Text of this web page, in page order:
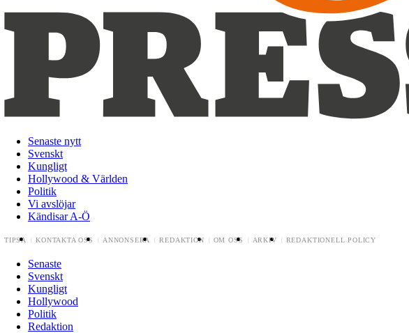
Senaste nytt
Svenskt
Kungligt
Hollywood & Världen
Politik
Vi avslöjar
Kändisar A-Ö
TIPSA KONTAKTA OSS ANNONSERA REDAKTION OM OSS ARKIV REDAKTIONELL POLICY
Senaste
Svenskt
Kungligt
Hollywood
Politik
Redaktion